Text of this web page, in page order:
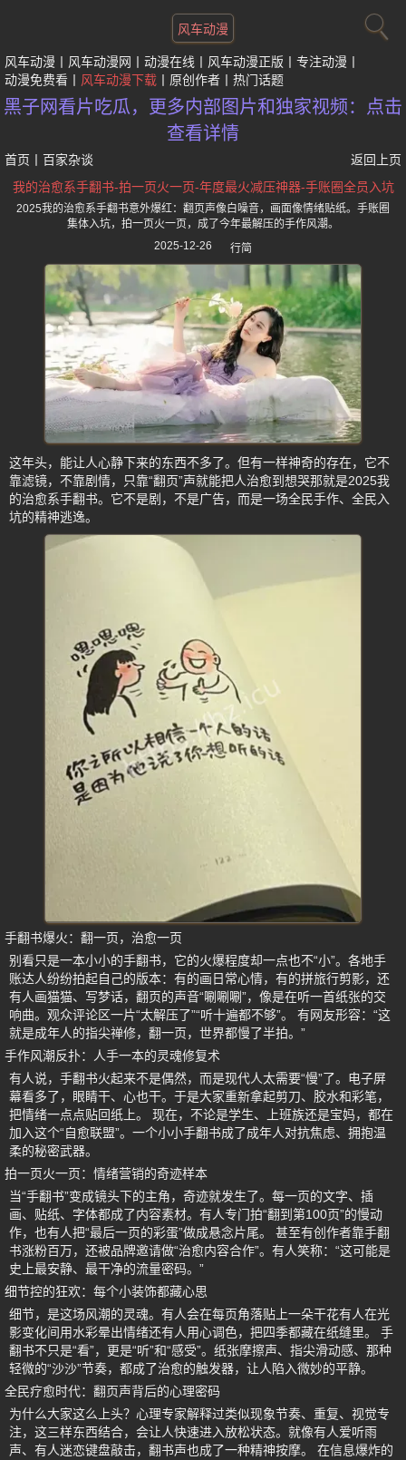
风车动漫
风车动漫 风车动漫网 动漫在线 风车动漫正版
专注动漫
动漫免费看
风车动漫下载 原创作者 热门话题
黑子网看片吃瓜，更多内部图片和独家视频：点击
查看详情
首页 百家杂谈
返回上页
我的治愈系手翻书-拍一页火一页-年度最火减压神器-手账圈全员入坑
2025我的治愈系手翻书意外爆红：翻页声像白噪音，画面像情绪贴纸。手账圈
集体入坑，拍一页火一页，成了今年最解压的手作风潮。
2025-12-26
行简
这年头，能让人心静下来的东西不多了。但有一样神奇的存在，它不
靠滤镜，不靠剧情，只靠“翻页”声就能把人治愈到想哭那就是2025我
的治愈系手翻书。它不是剧，不是广告，而是一场全民手作、全民入
坑的精神逃逸。
手翻书爆火：翻一页，治愈一页
别看只是一本小小的手翻书，它的火爆程度却一点也不“小”。各地手
账达人纷纷拍起自己的版本：有的画日常心情，有的拼旅行剪影，还
有人画猫猫、写梦话，翻页的声音“唰唰唰”，像是在听一首纸张的交
响曲。观众评论区一片“太解压了”“听十遍都不够”。 有网友形容：“这
就是成年人的指尖禅修，翻一页，世界都慢了半拍。”
手作风潮反扑：人手一本的灵魂修复术
有人说，手翻书火起来不是偶然，而是现代人太需要“慢”了。电子屏
幕看多了，眼睛干、心也干。于是大家重新拿起剪刀、胶水和彩笔，
把情绪一点点贴回纸上。 现在，不论是学生、上班族还是宝妈，都在
加入这个“自愈联盟”。一个小小手翻书成了成年人对抗焦虑、拥抱温
柔的秘密武器。
拍一页火一页：情绪营销的奇迹样本
当“手翻书”变成镜头下的主角，奇迹就发生了。每一页的文字、插
画、贴纸、字体都成了内容素材。有人专门拍“翻到第100页”的慢动
作，也有人把“最后一页的彩蛋”做成悬念片尾。 甚至有创作者靠手翻
书涨粉百万，还被品牌邀请做“治愈内容合作”。有人笑称：“这可能是
史上最安静、最干净的流量密码。”
细节控的狂欢：每个小装饰都藏心思
细节，是这场风潮的灵魂。有人会在每页角落贴上一朵干花有人在光
影变化间用水彩晕出情绪还有人用心调色，把四季都藏在纸缝里。 手
翻书不只是“看”，更是“听”和“感受”。纸张摩擦声、指尖滑动感、那种
轻微的“沙沙”节奏，都成了治愈的触发器，让人陷入微妙的平静。
全民疗愈时代：翻页声背后的心理密码
为什么大家这么上头？心理专家解释过类似现象节奏、重复、视觉专
注，这三样东西结合，会让人快速进入放松状态。就像有人爱听雨
声、有人迷恋键盘敲击，翻书声也成了一种精神按摩。 在信息爆炸的